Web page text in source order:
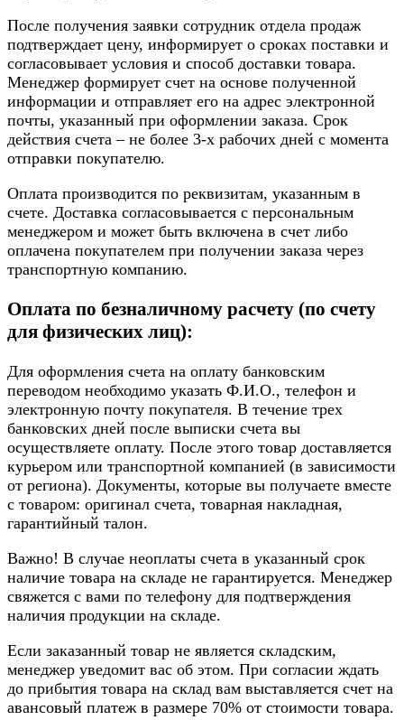
После получения заявки сотрудник отдела продаж
подтверждает цену, информирует о сроках поставки и
согласовывает условия и способ доставки товара.
Менеджер формирует счет на основе полученной
информации и отправляет его на адрес электронной
почты, указанный при оформлении заказа. Срок
действия счета – не более 3-х рабочих дней с момента
отправки покупателю.
Оплата производится по реквизитам, указанным в
счете. Доставка согласовывается с персональным
менеджером и может быть включена в счет либо
оплачена покупателем при получении заказа через
транспортную компанию.
Оплата по безналичному расчету (по счету
для физических лиц):
Для оформления счета на оплату банковским
переводом необходимо указать Ф.И.О., телефон и
электронную почту покупателя. В течение трех
банковских дней после выписки счета вы
осуществляете оплату. После этого товар доставляется
курьером или транспортной компанией (в зависимости
от региона). Документы, которые вы получаете вместе
с товаром: оригинал счета, товарная накладная,
гарантийный талон.
Важно! В случае неоплаты счета в указанный срок
наличие товара на складе не гарантируется. Менеджер
свяжется с вами по телефону для подтверждения
наличия продукции на складе.
Если заказанный товар не является складским,
менеджер уведомит вас об этом. При согласии ждать
до прибытия товара на склад вам выставляется счет на
авансовый платеж в размере 70% от стоимости товара.